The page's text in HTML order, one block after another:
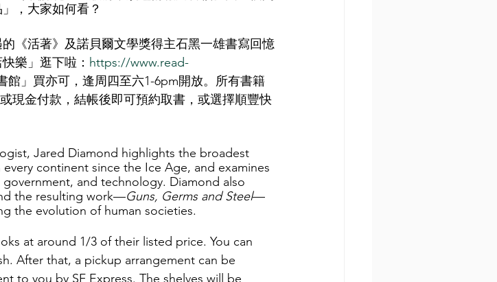
，大家如何看？
《活著》及諾貝爾文學獎得主石黑一雄書寫回憶
樂」逛下啦： https://www.read-
館」買亦可，逢周四至六1-6pm開放。所有書籍
現金付款，結帳後即可預約取書，或選擇順豐快
Jared Diamond highlights the broadest
continent since the Ice Age, and examines
and technology. Diamond also
the resulting work—Guns, Germs and Steel—
the evolution of human societies.
at around 1/3 of their listed price. You can
After that, a pickup arrangement can be
to you by SF Express. The shelves will be